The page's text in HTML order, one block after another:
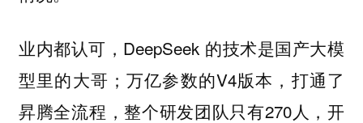
业内都认可，DeepSeek 的技术是国产大模
型里的大哥；万亿参数的V4版本，打通了
昇腾全流程，整个研发团队只有270人，开